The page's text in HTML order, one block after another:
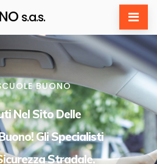
s.a.s.
BUONO
Nel Sito Delle
Gli Specialisti
Stradale.